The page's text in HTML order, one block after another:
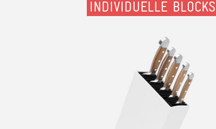
INDIVIDUELLE